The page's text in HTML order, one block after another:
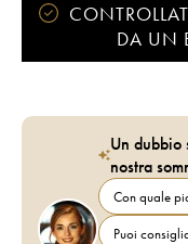
DA UN
Un dubbio
nostra
Con quale
Puoi